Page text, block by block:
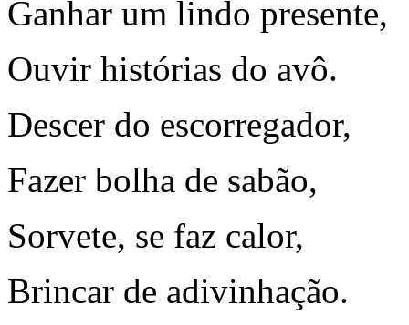
Ganhar um lindo presente,
Ouvir histórias do avô.
Descer do escorregador,
Fazer bolha de sabão,
Sorvete, se faz calor,
Brincar de adivinhação.